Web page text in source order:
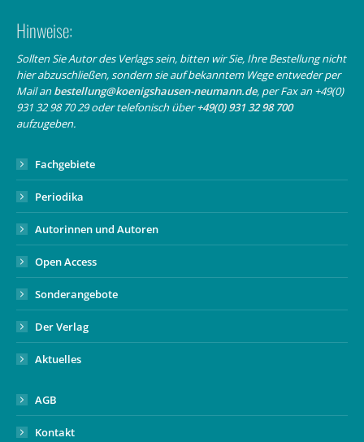
opens
in
new
window
opens
in
new
window
opens
in
new
Hinweise:
Sollten Sie Autor des Verlags sein, bitten wir Sie, Ihre Bestellung nicht
hier abzuschließen, sondern sie auf bekanntem Wege entweder per
Mail anbestellung@koenigshausen-neumann.de, per Fax an +49(0)
931 32 98 70 29 oder telefonisch über+49(0) 931 32 98 700
aufzugeben.
Fachgebiete
Periodika
Autorinnen und Autoren
Open Access
Sonderangebote
Der Verlag
Aktuelles
AGB
Kontakt